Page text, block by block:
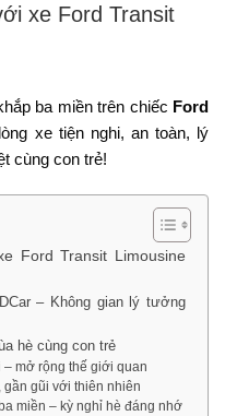
xe Ford Transit
ba miền trên chiếc Ford
xe tiện nghi, an toàn, lý
cùng con trẻ!
Ford Transit Limousine
– Không gian lý tưởng
hè cùng con trẻ
mở rộng thế giới quan
gần gũi với thiên nhiên
miền – kỳ nghỉ hè đáng nhớ